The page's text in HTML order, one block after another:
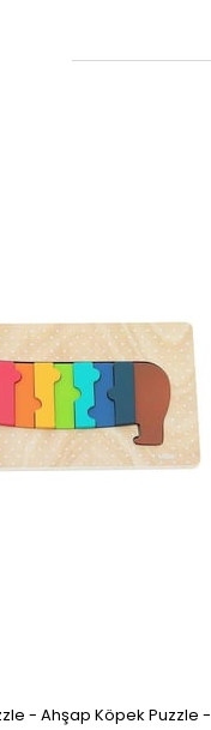
- Ahşap Köpek Puzzle -